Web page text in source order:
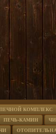
КОМПЛЕКС
ПЕЧЬ-КАМИН